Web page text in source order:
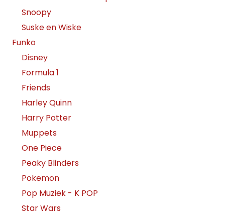
Snoopy
Suske en Wiske
Funko
Disney
Formula 1
Friends
Harley Quinn
Harry Potter
Muppets
One Piece
Peaky Blinders
Pokemon
Pop Muziek - K POP
Star Wars